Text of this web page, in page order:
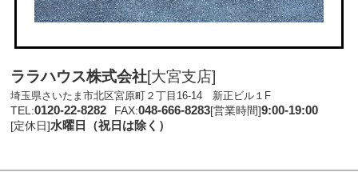
ララハウス株式会社[大宮支店]
埼玉県さいたま市北区宮原町２丁目16-14 新正ビル１F
TEL:0120-22-8282 FAX:048-666-8283[営業時間]9:00-19:00
[定休日]水曜日（祝日は除く）